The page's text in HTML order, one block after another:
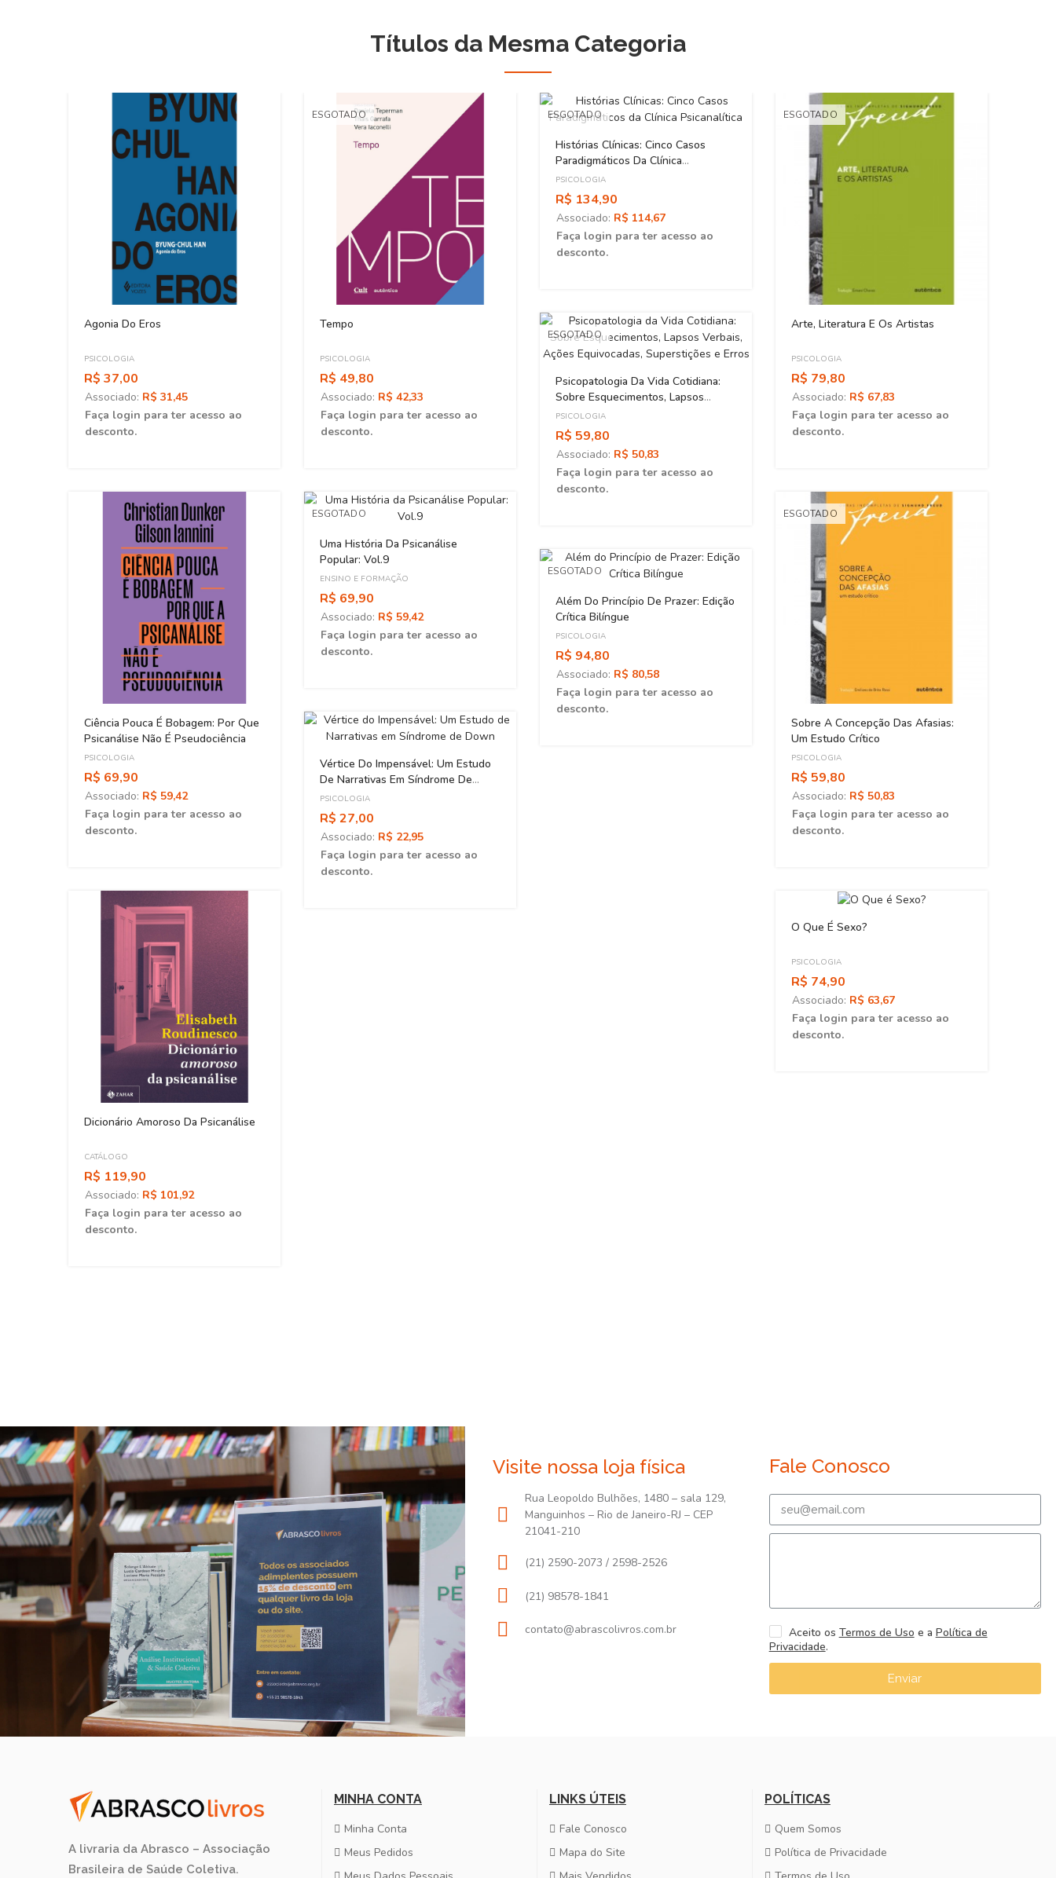
Títulos da Mesma Categoria
Agonia Do Eros
PSICOLOGIA
R$ 37,00
Associado: R$ 31,45
Faça login para ter acesso ao
desconto.
Ciência Pouca É Bobagem: Por Que
Psicanálise Não É Pseudociência
PSICOLOGIA
R$ 69,90
Associado: R$ 59,42
Faça login para ter acesso ao
desconto.
Dicionário Amoroso Da Psicanálise
CATÁLOGO
R$ 119,90
Associado: R$ 101,92
Faça login para ter acesso ao
desconto.
ESGOTADO
Tempo
PSICOLOGIA
R$ 49,80
Associado: R$ 42,33
Faça login para ter acesso ao
desconto.
ESGOTADO
Uma História Da Psicanálise
Popular: Vol.9
ENSINO E FORMAÇÃO
R$ 69,90
Associado: R$ 59,42
Faça login para ter acesso ao
desconto.
Vértice Do Impensável: Um Estudo
De Narrativas Em Síndrome De
Down
PSICOLOGIA
R$ 27,00
Associado: R$ 22,95
Faça login para ter acesso ao
desconto.
ESGOTADO
Histórias Clínicas: Cinco Casos
Paradigmáticos Da Clínica
Psicanalítica
PSICOLOGIA
R$ 134,90
Associado: R$ 114,67
Faça login para ter acesso ao
desconto.
ESGOTADO
Psicopatologia Da Vida Cotidiana:
Sobre Esquecimentos, Lapsos
Verbais, Ações Equivocadas,
Superstições E Erros
PSICOLOGIA
R$ 59,80
Associado: R$ 50,83
Faça login para ter acesso ao
desconto.
ESGOTADO
Além Do Princípio De Prazer: Edição
Crítica Bilíngue
PSICOLOGIA
R$ 94,80
Associado: R$ 80,58
Faça login para ter acesso ao
desconto.
ESGOTADO
Arte, Literatura E Os Artistas
PSICOLOGIA
R$ 79,80
Associado: R$ 67,83
Faça login para ter acesso ao
desconto.
ESGOTADO
Sobre A Concepção Das Afasias:
Um Estudo Crítico
PSICOLOGIA
R$ 59,80
Associado: R$ 50,83
Faça login para ter acesso ao
desconto.
O Que É Sexo?
PSICOLOGIA
R$ 74,90
Associado: R$ 63,67
Faça login para ter acesso ao
desconto.
Visite nossa loja física
Rua Leopoldo Bulhões, 1480 – sala 129,
Manguinhos – Rio de Janeiro-RJ – CEP
21041-210
(21) 2590-2073 / 2598-2526
(21) 98578-1841
contato@abrascolivros.com.br
Fale Conosco
Aceito os Termos de Uso e a Política de
Privacidade.
Enviar
A livraria da Abrasco – Associação
Brasileira de Saúde Coletiva.
MINHA CONTA
Minha Conta
Meus Pedidos
LINKS ÚTEIS
Fale Conosco
Mapa do Site
POLÍTICAS
Quem Somos
Política de Privacidade